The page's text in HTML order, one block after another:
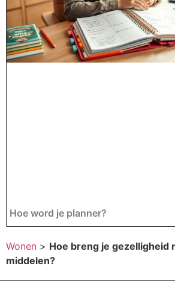
Hoe word je planner?
Wonen > Hoe breng je gezelligheid
middelen?